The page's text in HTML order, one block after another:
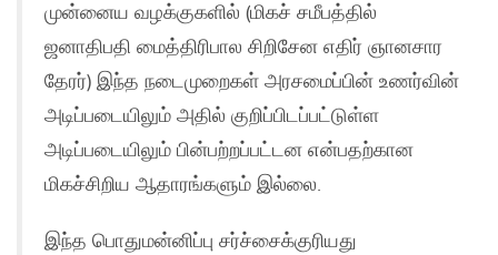
முன்னைய வழக்குகளில் (மிகச் சமீபத்தில்
ஜனாதிபதி மைத்திரிபால சிறிசேன எதிர் ஞானசார
தேரர்) இந்த நடைமுறைகள் அரசமைப்பின் உணர்வின்
அடிப்படையிலும் அதில் குறிப்பிடப்பட்டுள்ள
அடிப்படையிலும் பின்பற்றப்பட்டன என்பதற்கான
மிகச்சிறிய ஆதாரங்களும் இல்லை.
இந்த பொதுமன்னிப்பு சர்ச்சைக்குரியது